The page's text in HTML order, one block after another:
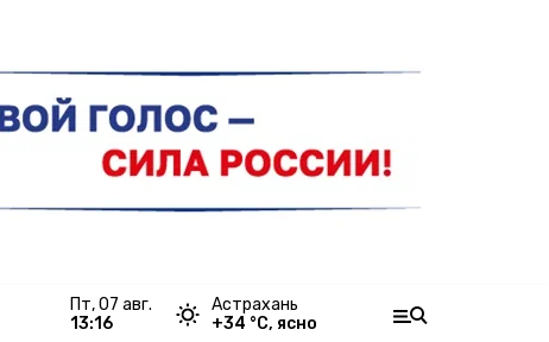
пт, 07 авг.
13:16
Астрахань
+34 °С, ясно